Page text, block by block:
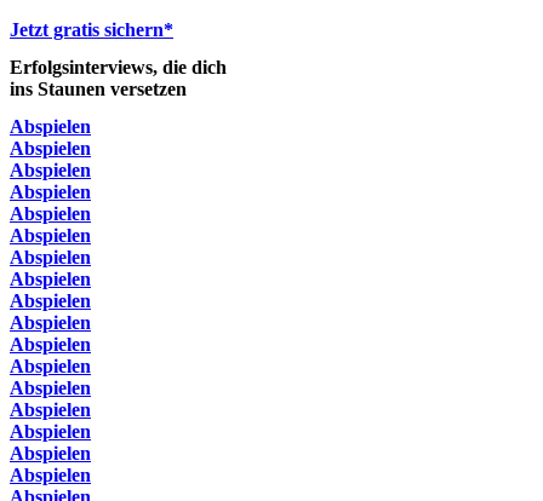
Jetzt gratis sichern*
Erfolgsinterviews, die dich
ins Staunen versetzen
Abspielen
Abspielen
Abspielen
Abspielen
Abspielen
Abspielen
Abspielen
Abspielen
Abspielen
Abspielen
Abspielen
Abspielen
Abspielen
Abspielen
Abspielen
Abspielen
Abspielen